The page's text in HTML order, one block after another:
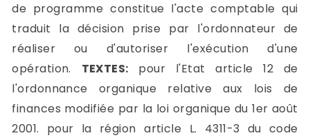
de programme constitue l'acte comptable qui
traduit la décision prise par l'ordonnateur de
réaliser ou d'autoriser l'exécution d'une
opération. TEXTES: pour l'Etat article 12 de
l'ordonnance organique relative aux lois de
finances modifiée par la loi organique du 1er août
2001. pour la région article L. 4311-3 du code